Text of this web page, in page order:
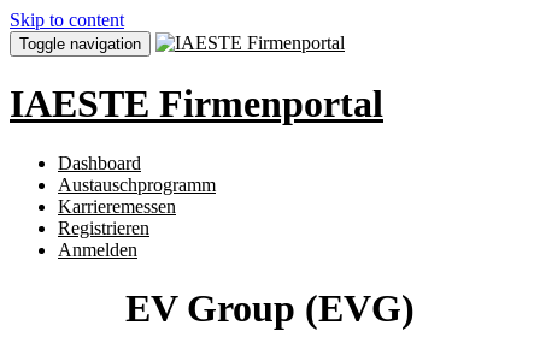
Skip to content
Toggle navigation
IAESTE Firmenportal
Dashboard
Austauschprogramm
Karrieremessen
Registrieren
Anmelden
EV Group (EVG)